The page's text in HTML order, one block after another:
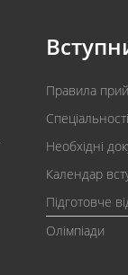
Правила
Спеціальності
Необхідні
Календар
Підготовче
Олімпіади